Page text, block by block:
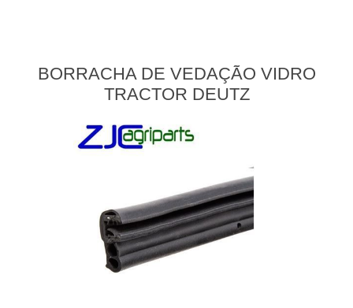
BORRACHA DE VEDAÇÃO VIDRO
TRACTOR DEUTZ